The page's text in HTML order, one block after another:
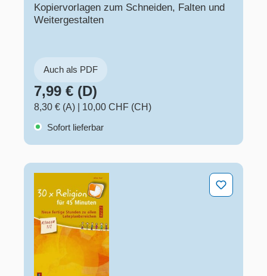
Kopiervorlagen zum Schneiden, Falten und
Weitergestalten
Auch als PDF
7,99 € (D)
8,30 € (A)
10,00 CHF (CH)
Sofort lieferbar
30 x Religion für 45 Minuten - Band 2 – Klasse 1/2